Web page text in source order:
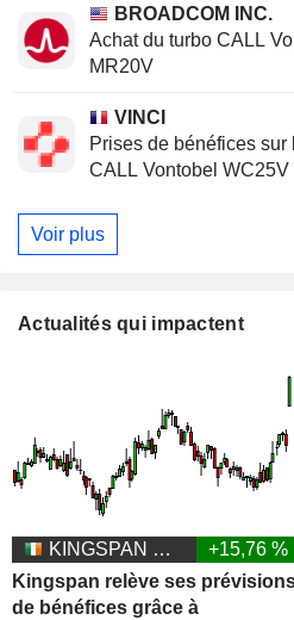
BROADCOM INC.
Achat du turbo CALL
MR20V
VINCI
Prises de bénéfices sur
CALL Vontobel WC25V
Voir plus
Actualités qui impactent
KINGSPAN GROUP PLC
+15,76 %
Kingspan relève ses
de bénéfices grâce à